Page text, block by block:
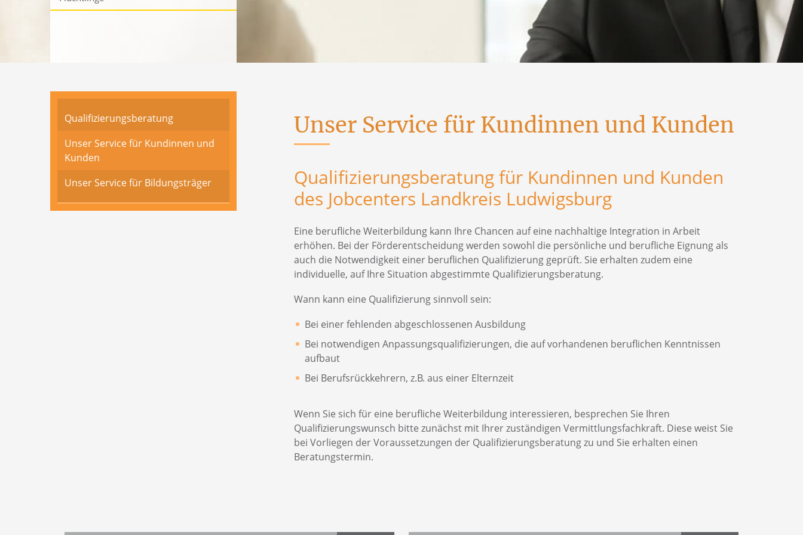
Unser Service für Kundinnen und Kunden
Qualifizierungsberatung für Kundinnen und Kunden
des Jobcenters Landkreis Ludwigsburg
Eine berufliche Weiterbildung kann Ihre Chancen auf eine nachhaltige Integration in Arbeit
erhöhen. Bei der Förderentscheidung werden sowohl die persönliche und berufliche Eignung als
auch die Notwendigkeit einer beruflichen Qualifizierung geprüft. Sie erhalten zudem eine
individuelle, auf Ihre Situation abgestimmte Qualifizierungsberatung.
Wann kann eine Qualifizierung sinnvoll sein:
Bei einer fehlenden abgeschlossenen Ausbildung
Bei notwendigen Anpassungsqualifizierungen, die auf vorhandenen beruflichen Kenntnissen
aufbaut
Bei Berufsrückkehrern, z.B. aus einer Elternzeit
Wenn Sie sich für eine berufliche Weiterbildung interessieren, besprechen Sie Ihren
Qualifizierungswunsch bitte zunächst mit Ihrer zuständigen Vermittlungsfachkraft. Diese weist Sie
bei Vorliegen der Voraussetzungen der Qualifizierungsberatung zu und Sie erhalten einen
Beratungstermin.
Qualifizierungsberatung
Unser Service für Kundinnen und
Kunden
Unser Service für Bildungsträger
Sozialversicherung